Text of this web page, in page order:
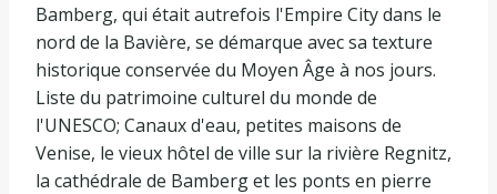
Bamberg, qui était autrefois l'Empire City dans le
nord de la Bavière, se démarque avec sa texture
historique conservée du Moyen Âge à nos jours.
Liste du patrimoine culturel du monde de
l'UNESCO; Canaux d'eau, petites maisons de
Venise, le vieux hôtel de ville sur la rivière Regnitz,
la cathédrale de Bamberg et les ponts en pierre